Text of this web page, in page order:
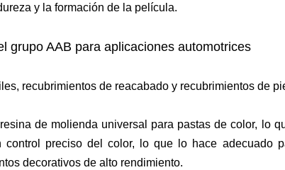
y la formación de la película.
grupo AAB para aplicaciones automotrices
recubrimientos de reacabado y recubrimientos de
de molienda universal para pastas de color, lo
control preciso del color, lo que lo hace adecuado
decorativos de alto rendimiento.